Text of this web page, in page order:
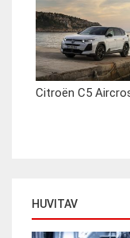
Citroën C5
HUVITAV